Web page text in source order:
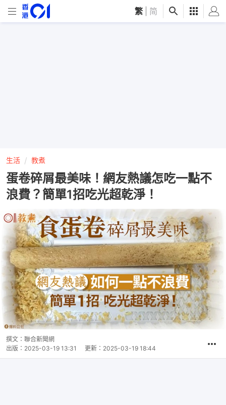
繁 简
生活 教煮
蛋卷碎屑最美味！網友熱議怎吃一點不
浪費？簡單1招吃光超乾淨！
撰文： 聯合新聞網
出版： 2025-03-19 13:31 更新： 2025-03-19 18:44